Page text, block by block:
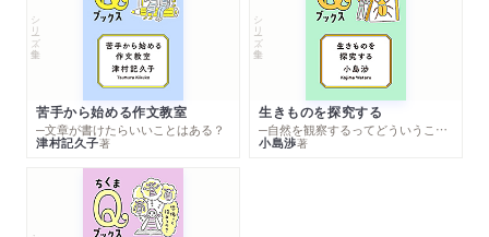
シリーズ・全集
苦手から始める作文教室
─文章が書けたらいいことはある？
津村記久子著
シリーズ・全集
生きものを探究する
─自然を観察するってどういうこと？
小島渉著